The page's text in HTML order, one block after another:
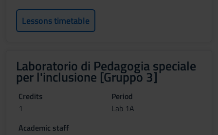
Lessons timetable
Laboratorio di Pedagogia speciale
per l'inclusione [Gruppo 3]
Credits
1
Period
Lab 1A
Academic staff